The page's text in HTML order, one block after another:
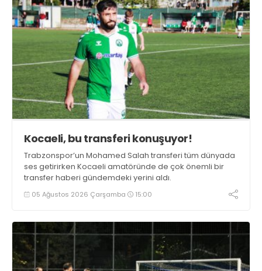
Kocaeli, bu transferi konuşuyor!
Trabzonspor’un Mohamed Salah transferi tüm dünyada
ses getirirken Kocaeli amatöründe de çok önemli bir
transfer haberi gündemdeki yerini aldı.
05 Ağustos 2026 Çarşamba 15:00